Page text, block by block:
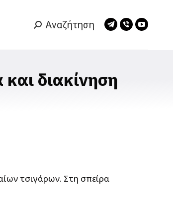
Search:
Αναζήτηση
Telegram
new
Viber
διακίνηση
τσιγάρων. Στη σπείρα